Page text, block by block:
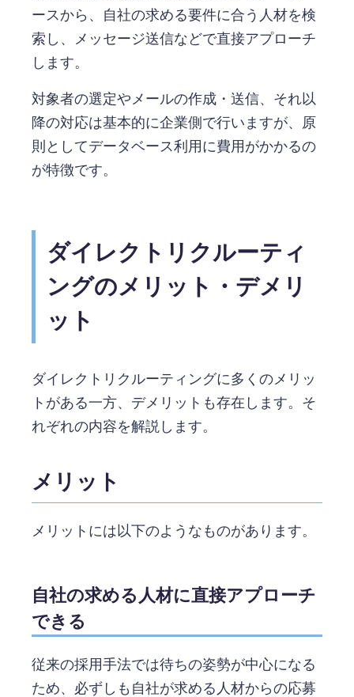
ースから、自社の求める要件に合う人材を検
索し、メッセージ送信などで直接アプローチ
します。
対象者の選定やメールの作成・送信、それ以
降の対応は基本的に企業側で行いますが、原
則としてデータベース利用に費用がかかるの
が特徴です。
ダイレクトリクルーティ
ングのメリット・デメリ
ット
ダイレクトリクルーティングに多くのメリッ
トがある一方、デメリットも存在します。そ
れぞれの内容を解説します。
メリット
メリットには以下のようなものがあります。
自社の求める人材に直接アプローチ
できる
従来の採用手法では待ちの姿勢が中心になる
ため、必ずしも自社が求める人材からの応募